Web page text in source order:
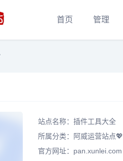
首页 管理
站点名称：插件工具大全
所属分类：
阿威运营站点💖
官方网址：pan.xunlei.com